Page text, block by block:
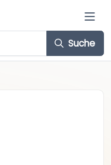
Suche